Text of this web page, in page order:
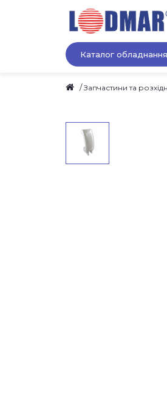
Каталог обладнання
Запчастини та